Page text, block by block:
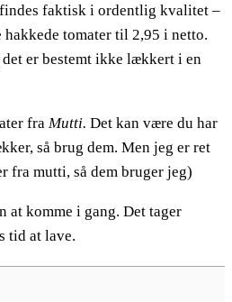
findes faktisk i ordentlig kvalitet –
tomater til 2,95 i netto.
er bestemt ikke lækkert i en
fra Mutti. Det kan være du har
så brug dem. Men jeg er ret
fra mutti, så dem bruger jeg)
at komme i gang. Det tager
tid at lave.